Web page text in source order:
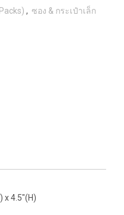
, ซอง & กระเป๋าเล็ก
x 4.5"(H)